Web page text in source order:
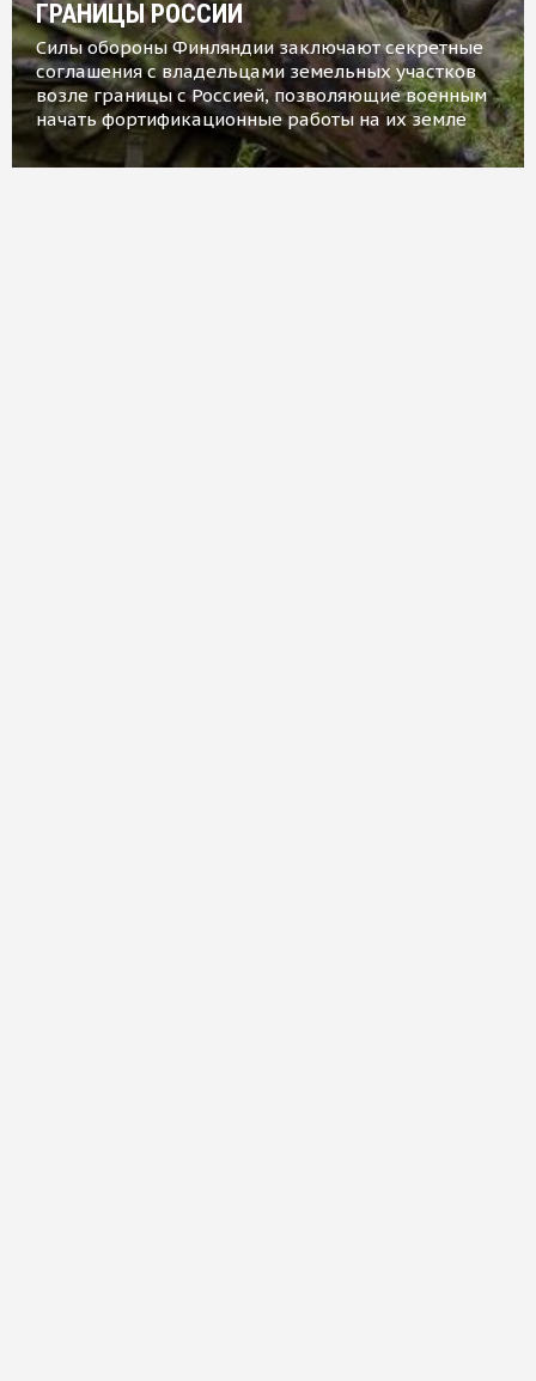
ГРАНИЦЫ РОССИИ
Силы обороны Финляндии заключают секретные
соглашения с владельцами земельных участков
возле границы с Россией, позволяющие военным
начать фортификационные работы на их земле